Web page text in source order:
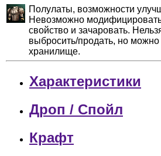
Полулаты, возможности
Невозможно
свойство и зачаровать.
выбросить/продать, но
хранилище.
Характеристики
Дроп / Спойл
Крафт